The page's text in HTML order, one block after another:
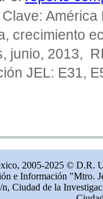
América
crecimiento
junio, 2013,
JEL: E31,
2005-2025 © D.R.
e Información "Mtro.
Ciudad de la